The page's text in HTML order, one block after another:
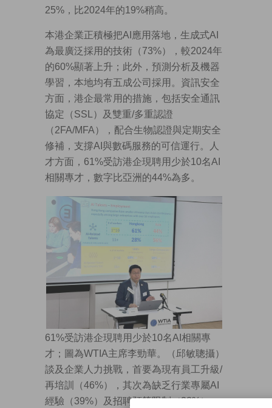
25%，比2024年的19%稍高。
本港企業正積極把AI應用落地，生成式AI
為最廣泛採用的技術（73%），較2024年
的60%顯著上升；此外，預測分析及機器
學習，本地均有五成公司採用。資訊安全
方面，港企最常用的措施，包括安全通訊
協定（SSL）及雙重/多重認證
（2FA/MFA），配合生物認證與定期安全
修補，支撐AI與數碼服務的可信運行。人
才方面，61%受訪港企現聘用少於10名AI
相關專才，數字比亞洲的44%為多。
61%受訪港企現聘用少於10名AI相關專
才；圖為WTIA主席李勁華。（邱敏聰攝）
談及企業人力挑戰，首要為現有員工升級/
再培訓（46%），其次為缺乏行業專屬AI
經驗（39%）及招聘預算限制（38%）。